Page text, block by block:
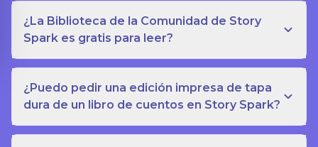
¿La Biblioteca de la Comunidad de Story
Spark es gratis para leer?
¿Puedo pedir una edición impresa de tapa
dura de un libro de cuentos en Story Spark?